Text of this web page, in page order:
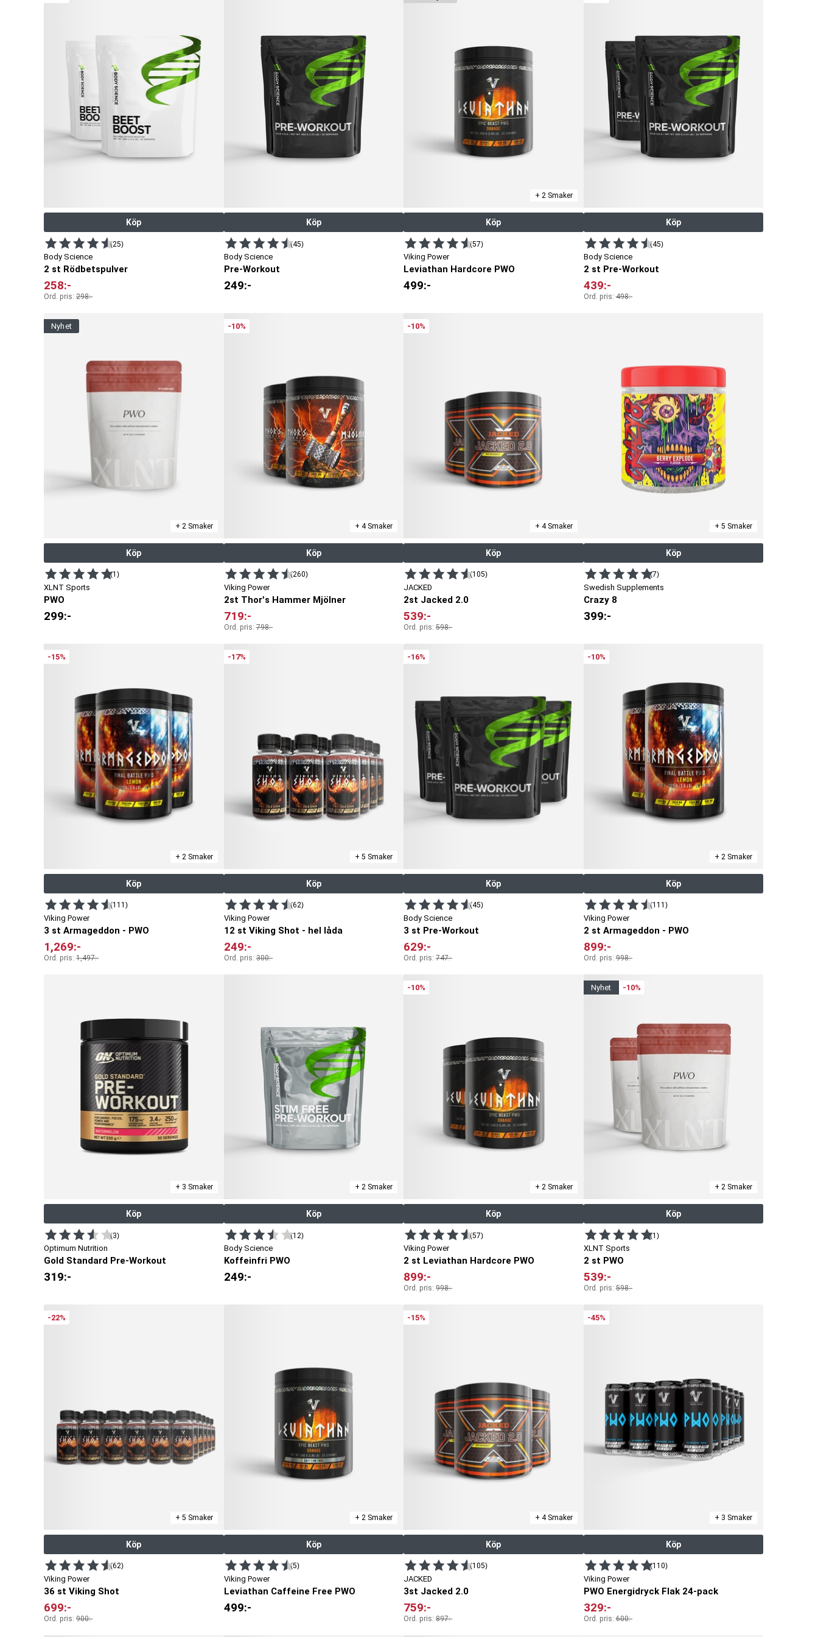
Köp
(25)
Body Science
2 st Rödbetspulver
258:-
Ord. pris: 298:-
Köp
(45)
Body Science
Pre-Workout
249:-
+ 2 Smaker
Köp
(57)
Viking Power
Leviathan Hardcore PWO
499:-
Köp
(45)
Body Science
2 st Pre-Workout
439:-
Ord. pris:498:-
nyhet
+ 2 Smaker
Köp
(1)
XLNT Sports
PWO
299:-
-10%
+ 4 Smaker
Köp
(260)
Viking Power
2st Thor's Hammer Mjölner
719:-
Ord. pris:798:-
-10%
+ 4 Smaker
Köp
(105)
JACKED
2st Jacked 2.0
539:-
Ord. pris: 598:-
+ 5 Smaker
Köp
(7)
Swedish Supplements
Crazy 8
399:-
-15%
+ 2 Smaker
Köp
(111)
Viking Power
3 st Armageddon - PWO
1,269:-
Ord. pris: 1,497:-
-17%
+ 5 Smaker
Köp
(62)
Viking Power
12 st Viking Shot - hel låda
249:-
Ord. pris:300:-
-16%
Köp
(45)
Body Science
3 st Pre-Workout
629:-
Ord. pris: 747:-
-10%
+ 2 Smaker
Köp
(111)
Viking Power
2 st Armageddon - PWO
899:-
Ord. pris:998:-
+ 3 Smaker
Köp
(3)
Optimum Nutrition
Gold Standard Pre-Workout
319:-
+ 2 Smaker
Köp
(12)
Body Science
Koffeinfri PWO
249:-
-10%
+ 2 Smaker
Köp
(57)
Viking Power
2 st Leviathan Hardcore PWO
899:-
Ord. pris: 998:-
nyhet -10%
+ 2 Smaker
Köp
(1)
XLNT Sports
2 st PWO
539:-
Ord. pris:598:-
-22%
+ 5 Smaker
Köp
(62)
Viking Power
36 st Viking Shot
699:-
Ord. pris: 900:-
+ 2 Smaker
Köp
(5)
Viking Power
Leviathan Caffeine Free PWO
499:-
-15%
+ 4 Smaker
Köp
(105)
JACKED
3st Jacked 2.0
759:-
Ord. pris: 897:-
-45%
+ 3 Smaker
Köp
(110)
Viking Power
PWO Energidryck Flak 24-pack
329:-
Ord. pris:600:-